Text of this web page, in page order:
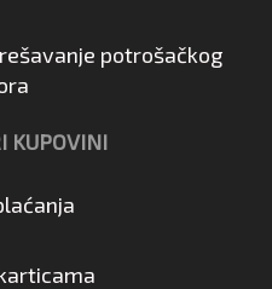
potrošačkog
KUPOVINI